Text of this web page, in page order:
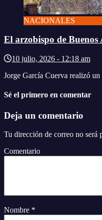
NACIONALES
El arzobispo de
10 julio, 2026 - 12:18 am
Jorge García Cuerva realizó
Sé el primero en comentar
Deja un comentario
Tu dirección de correo no será
Comentario
Nombre *